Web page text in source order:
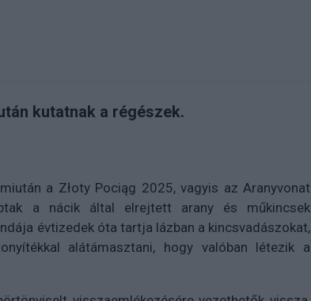
kutatnak a régészek.
a Złoty Pociąg 2025, vagyis az Aranyvonat
a nácik által elrejtett arany és műkincsek
évtizedek óta tartja lázban a kincsvadászokat,
alátámasztani, hogy valóban létezik a